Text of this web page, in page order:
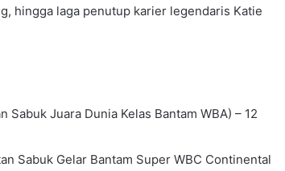
hingga laga penutup karier legendaris Katie
Juara Dunia Kelas Bantam WBA) – 12
Sabuk Gelar Bantam Super WBC Continental